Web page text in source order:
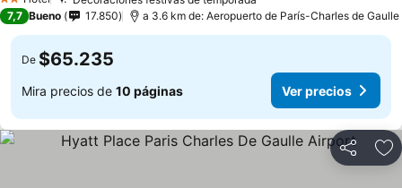
2 Estrellas
7,7 Bueno 17.850 a 3.6 km de: Aeropuerto de París-Charles de Gaulle
De $65.235
Mira precios de 10 páginas Ver precios
Compartir